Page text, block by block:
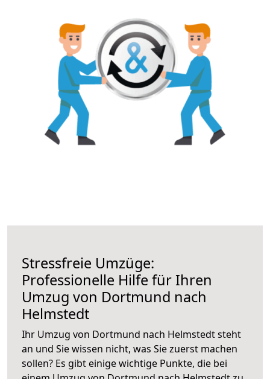
Stressfreie Umzüge:
Professionelle Hilfe für Ihren
Umzug von Dortmund nach
Helmstedt
Ihr Umzug von Dortmund nach Helmstedt steht
an und Sie wissen nicht, was Sie zuerst machen
sollen? Es gibt einige wichtige Punkte, die bei